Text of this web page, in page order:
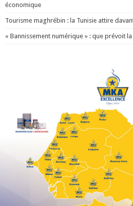
économique
Tourisme maghrébin : la Tunisie attire
« Bannissement numérique » : que prévoit